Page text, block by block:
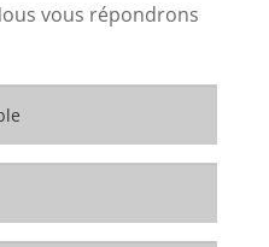
vous répondrons